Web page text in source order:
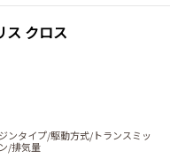
ス クロス
ンタイプ/駆動方式/トランスミッ
/排気量